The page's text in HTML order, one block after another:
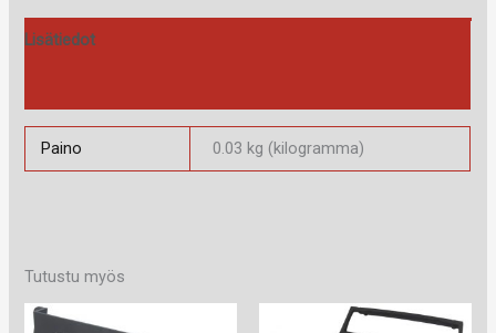
Lisätiedot
Paino 0.03 kg (kilogramma)
Tutustu myös